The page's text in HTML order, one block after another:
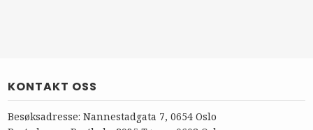
KONTAKT OSS
Besøksadresse: Nannestadgata 7, 0654 Oslo